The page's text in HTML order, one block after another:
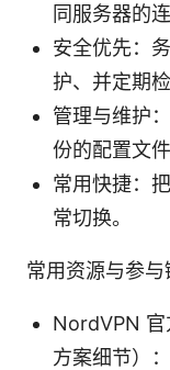
同服务器的
安全优先：
护、并定期检
管理与维护
份的配置文
常用快捷：
常切换。
常用资源与参与
NordVPN 官
方案细节）：